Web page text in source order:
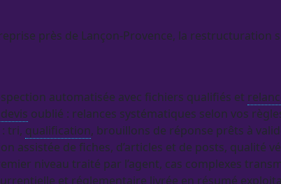
près de Lançon-Provence, la restructuration
automatisée avec fichiers qualifiés et
devis oublié : relances systématiques selon vos
: tri, qualification, brouillons de réponse prêts à
assistée de fiches, d’articles et de posts, qualité
niveau traité par l’agent, cas complexes
et réglementaire livrée en résumé